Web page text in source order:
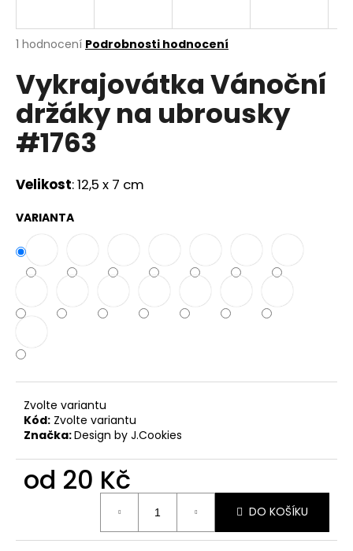
Průměrné
produktu
je
5,0
z
5
hvězdiček.
1 hodnocení Podrobnosti hodnocení
Vykrajovátka Vánoční
držáky na ubrousky
#1763
Velikost: 12,5 x 7 cm
VARIANTA
Zvolte variantu
Kód: Zvolte variantu
Značka:Design by J.Cookies
od 20 Kč
DO KOŠÍKU
j
t
?
HLEDAT
D
p
o
r
u
č
e
m
e
VYKRAJOVÁTKA